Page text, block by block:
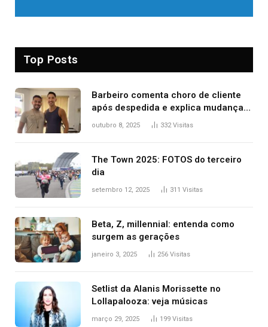
Top Posts
Barbeiro comenta choro de cliente
após despedida e explica mudança
para o TO: ‘Não esperava atingir
outubro 8, 2025 332Visitas
The Town 2025: FOTOS do terceiro
dia
setembro 12, 2025 311 Visitas
Beta, Z, millennial: entenda como
surgem as gerações
janeiro 3, 2025 256 Visitas
Setlist da Alanis Morissette no
Lollapalooza: veja músicas
março 29, 2025 199 Visitas